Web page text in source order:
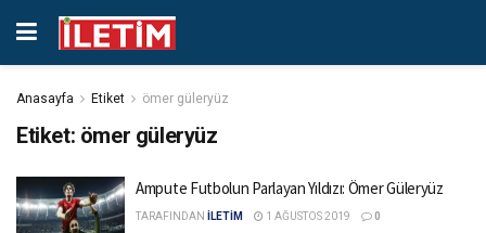
Anasayfa Etiket ömer güleryüz
Etiket: ömer güleryüz
Ampute Futbolun Parlayan Yıldızı: Ömer Güleryüz
TARAFINDAN İLETİM 1 AĞUSTOS 2019 0